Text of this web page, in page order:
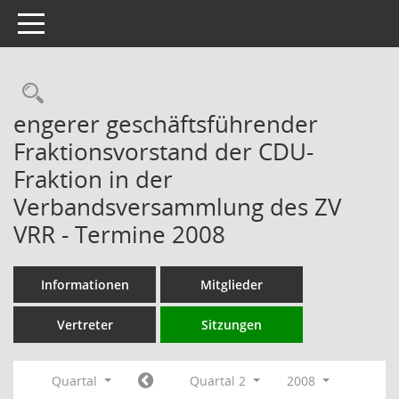
Toggle navigation
Rechercheauswahl
engerer geschäftsführender
Fraktionsvorstand der CDU-
Fraktion in der
Verbandsversammlung des ZV
VRR - Termine 2008
Informationen Mitglieder
Vertreter Sitzungen
Quartal Quartal 2
2008